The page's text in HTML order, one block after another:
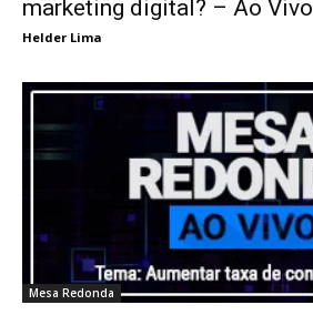
marketing digital? – Ao Vivo
Helder Lima
Mesa Redonda